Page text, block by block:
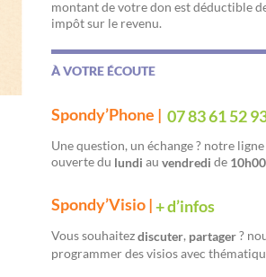
montant de votre don est déductible
impôt sur le revenu.
À VOTRE ÉCOUTE
Spondy’Phone | 07 83 61 52
Une question, un échange ? notre
ouverte du lundi au vendredi de 10h00
Spondy’Visio |+ d’infos
Vous souhaitezdiscuter, partager?
programmer des visios avec